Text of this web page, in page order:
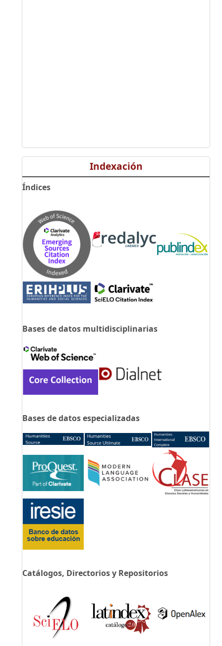
Indexación
Índices
Bases de datos multidisciplinarias
Bases de datos especializadas
Catálogos, Directorios y Repositorios